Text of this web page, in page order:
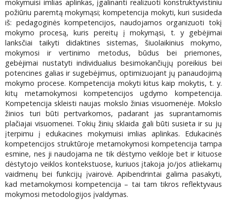
mokymuisi imlias aplinkas, įgalinanti realizuoti konstruktyvistiniu
požiūriu paremtą mokymąsi; kompetencija mokyti, kuri susideda
iš: pedagoginės kompetencijos, naudojamos organizuoti tokį
mokymo procesą, kuris pereitų į mokymąsi, t. y gebėjimai
lanksčiai taikyti didaktines sistemas, šiuolaikinius mokymo,
mokymosi ir vertinimo metodus, būdus bei priemones,
gebėjimai nustatyti individualius besimokančiųjų poreikius bei
potencines galias ir sugebėjimus, optimizuojant jų panaudojimą
mokymo procese. Kompetencija mokyti kitus kaip mokytis, t. y.
kitų metamokymosi kompetencijos ugdymo kompetencija.
Kompetencija skleisti naujas mokslo žinias visuomenėje. Mokslo
žinios turi būti pertvarkomos, padarant jas suprantamomis
plačiajai visuomenei. Tokių žinių sklaida gali būti susieta ir su jų
įterpimu į edukacines mokymuisi imlias aplinkas. Edukacinės
kompetencijos struktūroje metamokymosi kompetencija tampa
esmine, nes ji naudojama ne tik dėstymo veikloje bet ir kituose
dėstytojo veiklos kontekstuose, kuriuos įtakoja jo/jos atliekamų
vaidmenų bei funkcijų įvairovė. Apibendrintai galima pasakyti,
kad metamokymosi kompetencija – tai tam tikros reflektyvaus
mokymosi metodologijos įvaldymas.